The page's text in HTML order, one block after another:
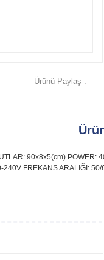
Ürünü Paylaş :
90x8x5(cm) POWER:
FREKANS ARALIĞI: